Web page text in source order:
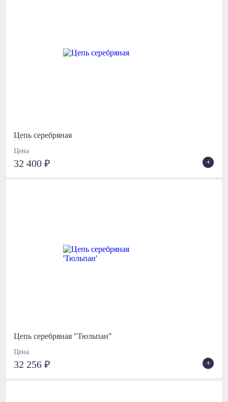
Цепь серебряная
Цена
32 400 ₽ +
Цепь серебряная "Тюльпан"
Цена
32 256 ₽ +